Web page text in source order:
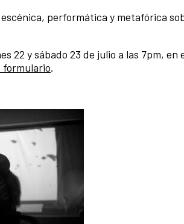
performática y metafórica
22 y sábado 23 de julio a las 7pm, en
formulario.